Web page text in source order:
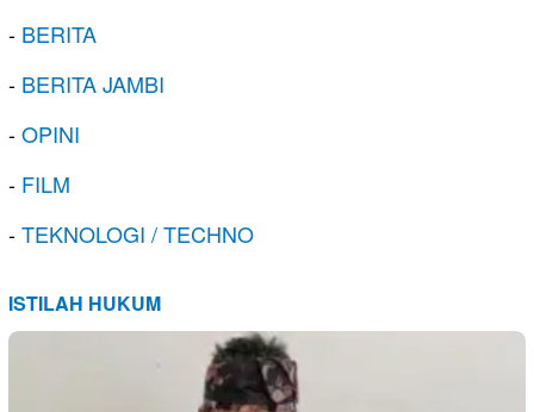
- BERITA
- BERITA JAMBI
-OPINI
- FILM
-TEKNOLOGI / TECHNO
ISTILAH HUKUM